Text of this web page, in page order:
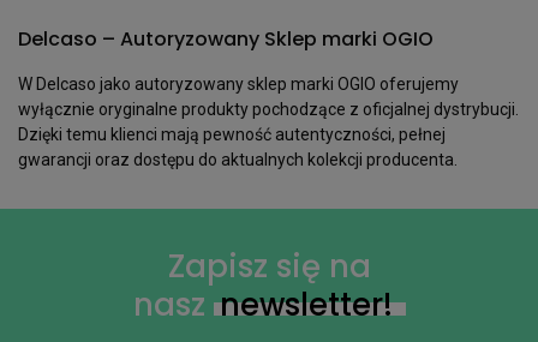
Delcaso – Autoryzowany Sklep marki OGIO
W Delcaso jako autoryzowany sklep marki OGIO oferujemy
wyłącznie oryginalne produkty pochodzące z oficjalnej dystrybucji.
Dzięki temu klienci mają pewność autentyczności, pełnej
gwarancji oraz dostępu do aktualnych kolekcji producenta.
Zapisz się na
nasz newsletter!